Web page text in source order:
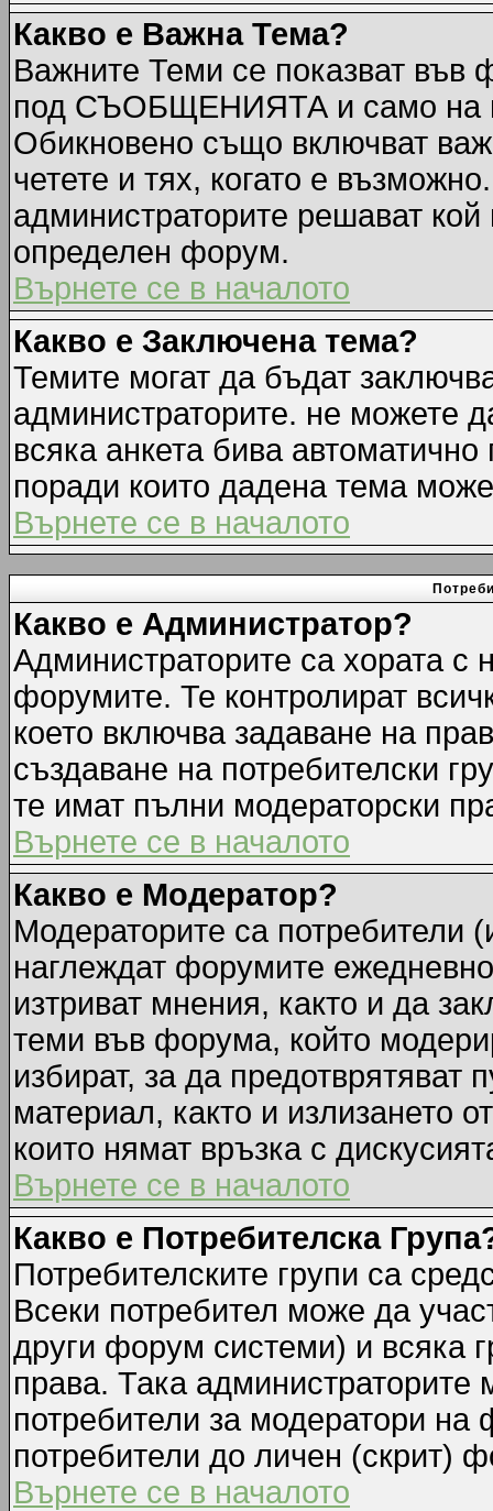
Какво е Важна Тема?
Важните Теми се показват във
под СЪОБЩЕНИЯТА и само на
Обикновено също включват
четете и тях, когато е
администраторите решават
определен форум.
Върнете се в началото
Какво е Заключена тема?
Темите могат да бъдат
администраторите. не можете
всяка анкета бива
поради които дадена тема
Върнете се в началото
Какво е Администратор?
Администраторите са хората с
форумите. Те контролират
което включва задаване на
създаване на потребителски
те имат пълни модераторски
Върнете се в началото
Какво е Модератор?
Модераторите са потребители
наглеждат форумите
изтриват мнения, както и да
теми във форума, който
избират, за да предотврятяват
материал, както и излизането
които нямат връзка с
Върнете се в началото
Какво е Потребителска
Потребителските групи са
Всеки потребител може да
други форум системи) и всяка
права. Така администраторите
потребители за модератори
потребители до личен (скрит)
Върнете се в началото